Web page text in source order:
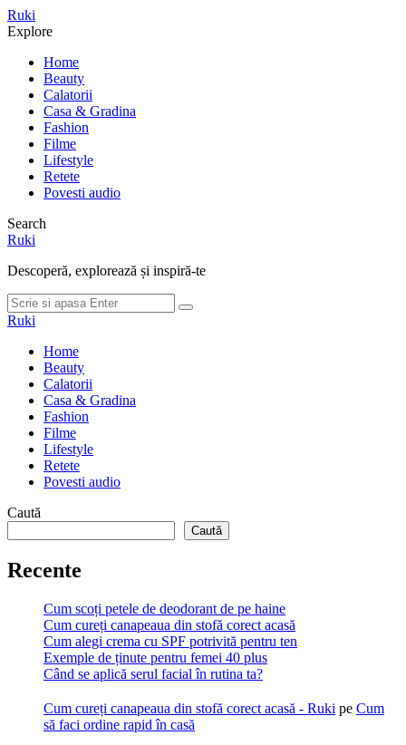
Meniu
Ruki
Cauta
Explore
Home
Beauty
Calatorii
Casa & Gradina
Fashion
Filme
Lifestyle
Retete
Povesti audio
Search
Ruki
Descoperă, explorează și inspiră-te
Cauta
dupa:
Cauta
Ruki
Home
Beauty
Calatorii
Casa & Gradina
Fashion
Filme
Lifestyle
Retete
Povesti audio
Caută
Caută
Recente
Cum scoți petele de deodorant de pe haine
Cum cureți canapeaua din stofă corect acasă
Cum alegi crema cu SPF potrivită pentru ten
Exemple de ținute pentru femei 40 plus
Când se aplică serul facial în rutina ta?
Cum cureți canapeaua din stofă corect acasă - Ruki pe Cum
să faci ordine rapid în casă